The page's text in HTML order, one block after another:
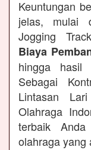
Keuntungan
jelas, mulai
Jogging
Biaya
hingga hasil
Sebagai
Lintasan
Olahraga
terbaik
olahraga yang